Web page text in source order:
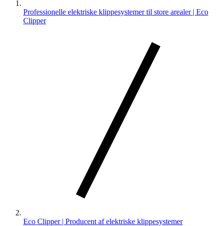
Professionelle elektriske klippesystemer til store arealer | Eco
Clipper
Eco Clipper | Producent af elektriske klippesystemer